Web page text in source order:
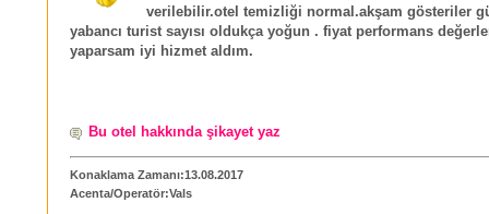
verilebilir.otel temizliği normal.akşam gösteriler
yabancı turist sayısı oldukça yoğun . fiyat performans
yaparsam iyi hizmet aldım.
Bu otel hakkında şikayet yaz
Konaklama Zamanı:13.08.2017
Acenta/Operatör:Vals